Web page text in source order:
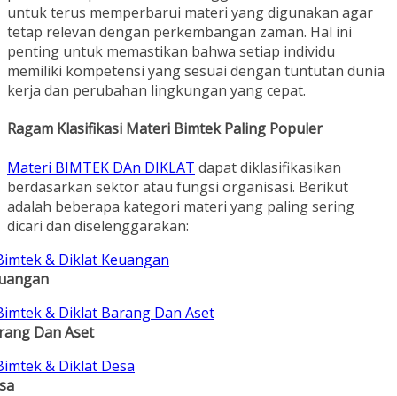
untuk terus memperbarui materi yang digunakan agar
tetap relevan dengan perkembangan zaman. Hal ini
penting untuk memastikan bahwa setiap individu
memiliki kompetensi yang sesuai dengan tuntutan dunia
kerja dan perubahan lingkungan yang cepat.
Ragam Klasifikasi Materi Bimtek Paling Populer
Materi BIMTEK DAn DIKLAT dapat diklasifikasikan
berdasarkan sektor atau fungsi organisasi. Berikut
adalah beberapa kategori materi yang paling sering
dicari dan diselenggarakan:
Dan Aset